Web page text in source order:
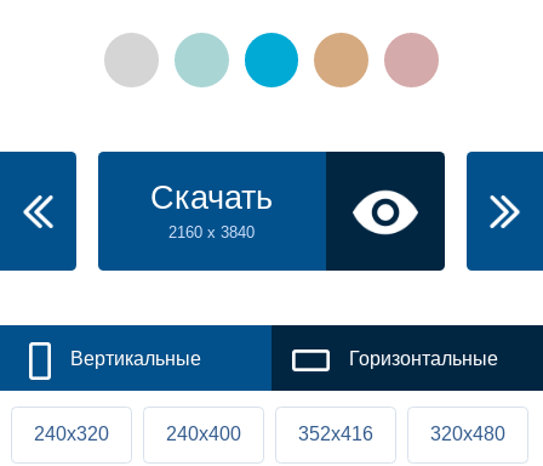
Скачать
2160 x 3840
Вертикальные Горизонтальные
240x320 240x400 352x416 320x480